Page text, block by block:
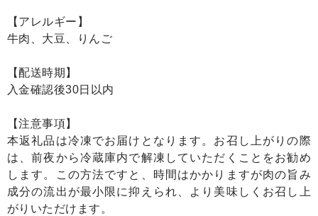
【アレルギー】
牛肉、大豆、りんご
【配送時期】
入金確認後30日以内
【注意事項】
本返礼品は冷凍でお届けとなります。お召し上がりの際
は、前夜から冷蔵庫内で解凍していただくことをお勧め
します。この方法ですと、時間はかかりますが肉の旨み
成分の流出が最小限に抑えられ、より美味しくお召し上
がりいただけます。